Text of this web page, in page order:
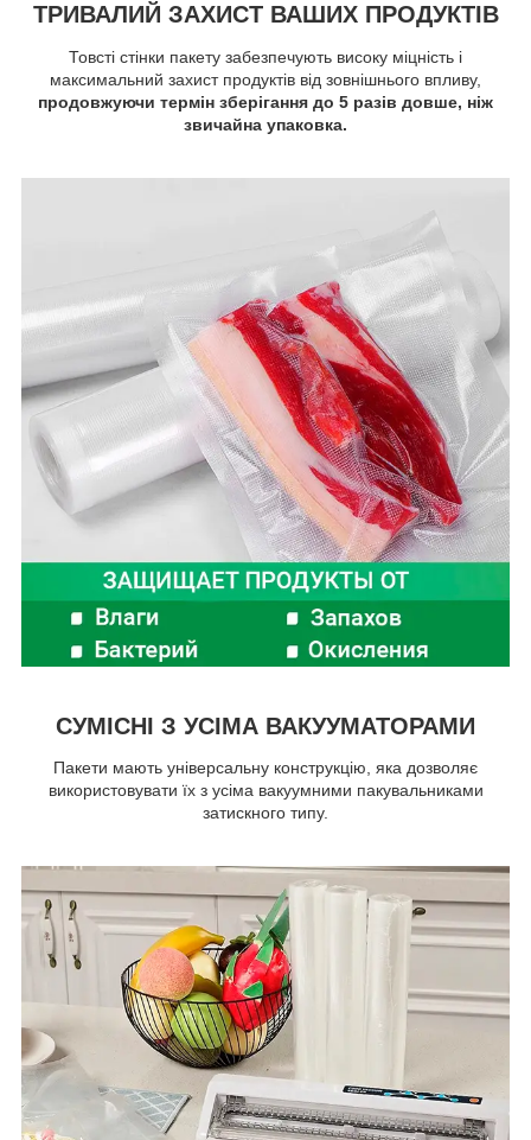
ТРИВАЛИЙ ЗАХИСТ ВАШИХ ПРОДУКТІВ
Товсті стінки пакету забезпечують високу міцність і
максимальний захист продуктів від зовнішнього впливу,
продовжуючи термін зберігання до 5 разів довше, ніж
звичайна упаковка.
СУМІСНІ З УСІМА ВАКУУМАТОРАМИ
Пакети мають універсальну конструкцію, яка дозволяє
використовувати їх з усіма вакуумними пакувальниками
затискного типу.